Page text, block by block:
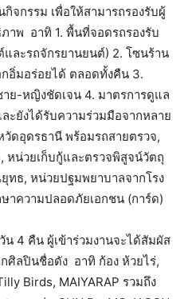
จกรรม เพื่อให้สามารถรองรับผู้
าพ อาทิ 1. พื้นที่จอดรถรองรับ
ละรถจักรยานยนต์) 2. โซนร้าน
กอิ่มอร่อยได้ ตลอดทั้งคืน 3.
ย-หญิงชัดเจน 4. มาตรการดูแล
ะยังได้รับความร่วมมือจากหลาย
ดอุดรธานี พร้อมรถสายตรวจ,
หน่วยเก็บกู้และตรวจพิสูจน์วัตถุ
ทธ, หน่วยปฐมพยาบาลจากโรง
าความปลอดภัยเอกชน (การ์ด)
4 คืน ผู้เข้าร่วมงานจะได้สัมผัส
ศิลปินชื่อดัง อาทิ ก้อง ห้วยไร่,
Birds, MAIYARAP รวมถึง